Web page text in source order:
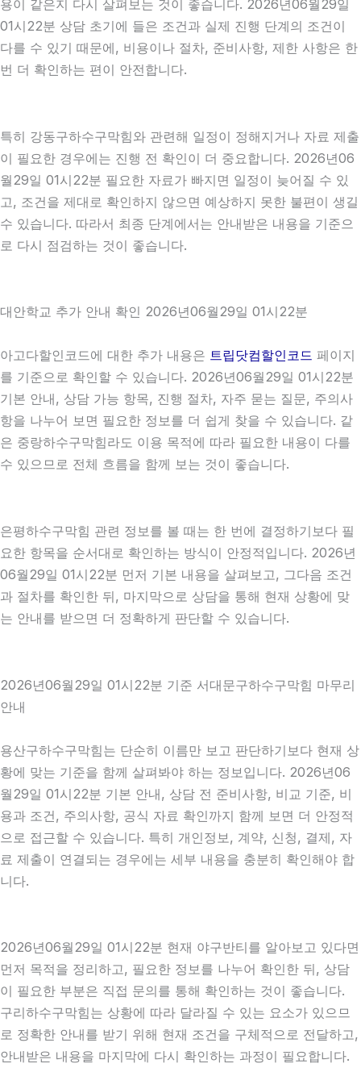
용이 같은지 다시 살펴보는 것이 좋습니다. 2026년06월29일
01시22분 상담 초기에 들은 조건과 실제 진행 단계의 조건이
다를 수 있기 때문에, 비용이나 절차, 준비사항, 제한 사항은 한
번 더 확인하는 편이 안전합니다.
특히 강동구하수구막힘와 관련해 일정이 정해지거나 자료 제출
이 필요한 경우에는 진행 전 확인이 더 중요합니다. 2026년06
월29일 01시22분 필요한 자료가 빠지면 일정이 늦어질 수 있
고, 조건을 제대로 확인하지 않으면 예상하지 못한 불편이 생길
수 있습니다. 따라서 최종 단계에서는 안내받은 내용을 기준으
로 다시 점검하는 것이 좋습니다.
대안학교 추가 안내 확인 2026년06월29일 01시22분
아고다할인코드에 대한 추가 내용은 트립닷컴할인코드 페이지
를 기준으로 확인할 수 있습니다. 2026년06월29일 01시22분
기본 안내, 상담 가능 항목, 진행 절차, 자주 묻는 질문, 주의사
항을 나누어 보면 필요한 정보를 더 쉽게 찾을 수 있습니다. 같
은 중랑하수구막힘라도 이용 목적에 따라 필요한 내용이 다를
수 있으므로 전체 흐름을 함께 보는 것이 좋습니다.
은평하수구막힘 관련 정보를 볼 때는 한 번에 결정하기보다 필
요한 항목을 순서대로 확인하는 방식이 안정적입니다. 2026년
06월29일 01시22분 먼저 기본 내용을 살펴보고, 그다음 조건
과 절차를 확인한 뒤, 마지막으로 상담을 통해 현재 상황에 맞
는 안내를 받으면 더 정확하게 판단할 수 있습니다.
2026년06월29일 01시22분 기준 서대문구하수구막힘 마무리
안내
용산구하수구막힘는 단순히 이름만 보고 판단하기보다 현재 상
황에 맞는 기준을 함께 살펴봐야 하는 정보입니다. 2026년06
월29일 01시22분 기본 안내, 상담 전 준비사항, 비교 기준, 비
용과 조건, 주의사항, 공식 자료 확인까지 함께 보면 더 안정적
으로 접근할 수 있습니다. 특히 개인정보, 계약, 신청, 결제, 자
료 제출이 연결되는 경우에는 세부 내용을 충분히 확인해야 합
니다.
2026년06월29일 01시22분 현재 야구반티를 알아보고 있다면
먼저 목적을 정리하고, 필요한 정보를 나누어 확인한 뒤, 상담
이 필요한 부분은 직접 문의를 통해 확인하는 것이 좋습니다.
구리하수구막힘는 상황에 따라 달라질 수 있는 요소가 있으므
로 정확한 안내를 받기 위해 현재 조건을 구체적으로 전달하고,
안내받은 내용을 마지막에 다시 확인하는 과정이 필요합니다.